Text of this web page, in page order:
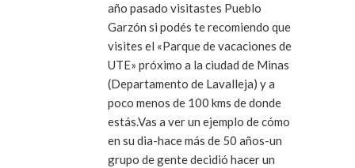
año pasado visitastes Pueblo
Garzón si podés te recomiendo que
visites el «Parque de vacaciones de
UTE» próximo a la ciudad de Minas
(Departamento de Lavalleja) y a
poco menos de 100 kms de donde
estás.Vas a ver un ejemplo de cómo
en su dia-hace más de 50 años-un
grupo de gente decidió hacer un